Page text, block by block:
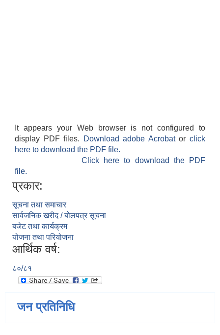
It appears your Web browser is not configured to
display PDF files.
Download adobe Acrobatorclick
here to download the PDF file.
Click here to download the PDF
file.
प्रकार:
सूचना तथा समाचार
सार्वजनिक खरीद / बोलपत्र सूचना
बजेट तथा कार्यक्रम
योजना तथा परियोजना
आर्थिक वर्ष:
८०/८१
जन प्रतिनिधि